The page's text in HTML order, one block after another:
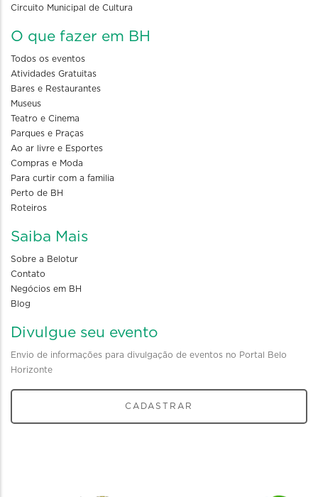
Circuito Municipal de Cultura
O que fazer em BH
Todos os eventos
Atividades Gratuitas
Bares e Restaurantes
Museus
Teatro e Cinema
Parques e Praças
Ao ar livre e Esportes
Compras e Moda
Para curtir com a familia
Perto de BH
Roteiros
Saiba Mais
Sobre a Belotur
Contato
Negócios em BH
Blog
Divulgue seu evento
Envio de informações para divulgação de eventos no Portal Belo
Horizonte
CADASTRAR